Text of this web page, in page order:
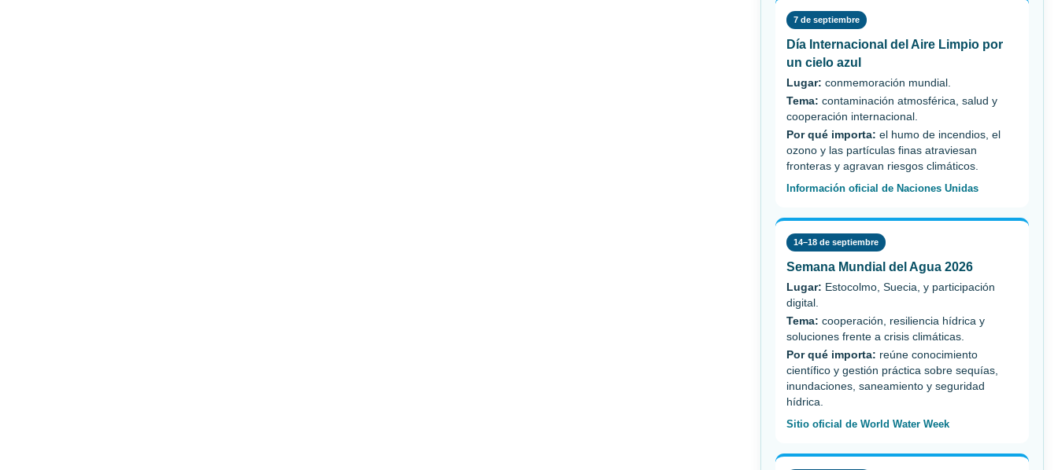
7 de septiembre
Día Internacional del Aire Limpio por
un cielo azul
Lugar: conmemoración mundial.
Tema: contaminación atmosférica, salud y
cooperación internacional.
Por qué importa: el humo de incendios, el
ozono y las partículas finas atraviesan
fronteras y agravan riesgos climáticos.
Información oficial de Naciones Unidas
14–18 de septiembre
Semana Mundial del Agua 2026
Lugar: Estocolmo, Suecia, y participación
digital.
Tema: cooperación, resiliencia hídrica y
soluciones frente a crisis climáticas.
Por qué importa: reúne conocimiento
científico y gestión práctica sobre sequías,
inundaciones, saneamiento y seguridad
hídrica.
Sitio oficial de World Water Week